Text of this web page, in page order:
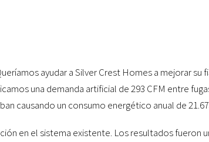
ayudar a Silver Crest Homes a mejorar
una demanda artificial de 293 CFM entre
causando un consumo energético anual de
en el sistema existente. Los resultados fueron